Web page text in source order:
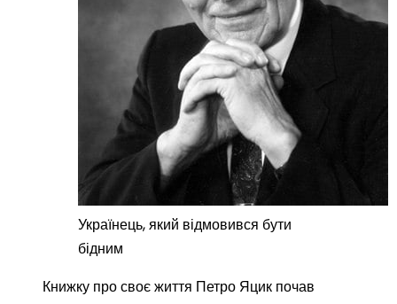
Українець, який відмовився бути
бідним
Книжку про своє життя Петро Яцик почав